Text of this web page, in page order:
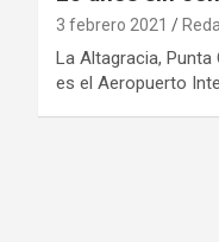
3 febrero 2021
La Altagracia,
es el Aeropuerto